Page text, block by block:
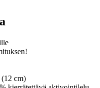
(12 cm)